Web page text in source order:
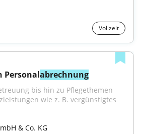
Vollzeit
Personalabrechnung
bis hin zu Pflegethemen
& Co. KG